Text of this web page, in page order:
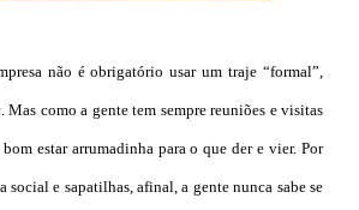
não é obrigatório usar um traje “formal”,
Mas como a gente tem sempre reuniões e visitas
bom estar arrumadinha para o que der e vier. Por
social e sapatilhas, afinal, a gente nunca sabe se